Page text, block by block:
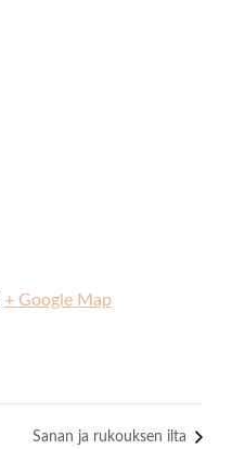
+ Google Map
Sanan ja rukouksen ilta